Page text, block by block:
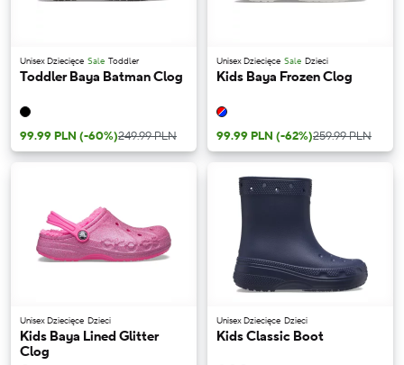
Unisex Dziecięce Sale Toddler
Toddler Baya Batman Clog
99.99 PLN (-60%)249.99 PLN
Unisex Dziecięce Sale Dzieci
Kids Baya Frozen Clog
99.99 PLN (-62%)259.99 PLN
Unisex Dziecięce Dzieci
Kids Baya Lined Glitter
Clog
Unisex Dziecięce Dzieci
Kids Classic Boot